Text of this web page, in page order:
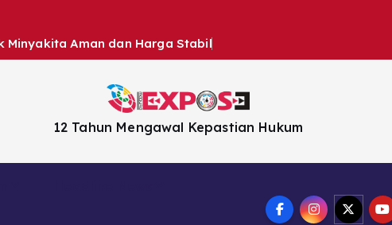
Minyakita Aman dan Harga Stabil
12 Tahun Mengawal Kepastian Hukum